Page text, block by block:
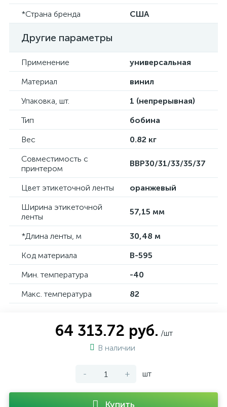
*Страна бренда
США
Другие параметры
Применение
универсальная
Материал
винил
Упаковка, шт.
1 (непрерывная)
Тип
бобина
Вес
0.82 кг
Совместимость с
принтером
BBP30/31/33/35/37
Цвет этикеточной ленты
оранжевый
Ширина этикеточной
ленты
57,15 мм
*Длина ленты, м
30,48 м
Код материала
B-595
Мин. температура
-40
Макс. температура
82
64 313.72 руб. /шт
В наличии
- + шт
Купить